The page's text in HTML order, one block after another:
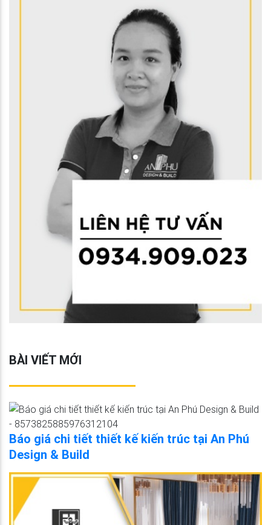
BÀI VIẾT MỚI
Báo giá chi tiết thiết kế kiến trúc tại An Phú
Design & Build